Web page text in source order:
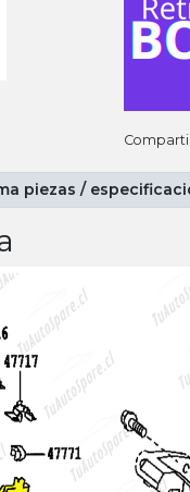
piezas /